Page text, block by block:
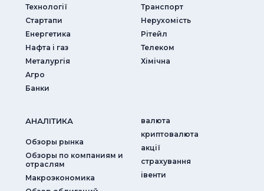
Технології
Стартапи
Енергетика
Нафта і газ
Металургія
Агро
Банки
Транспорт
Нерухомість
Рітейл
Телеком
Хімічна
АНАЛIТИКА
Обзоры рынка
Обзоры по компаниям и
отраслям
Макроэкономика
валюта
криптовалюта
акції
страхування
iвенти